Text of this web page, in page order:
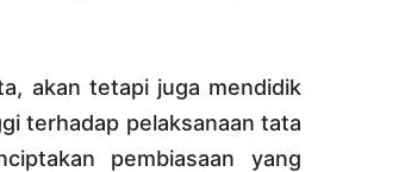
akan tetapi juga mendidik
terhadap pelaksanaan tata
pembiasaan yang